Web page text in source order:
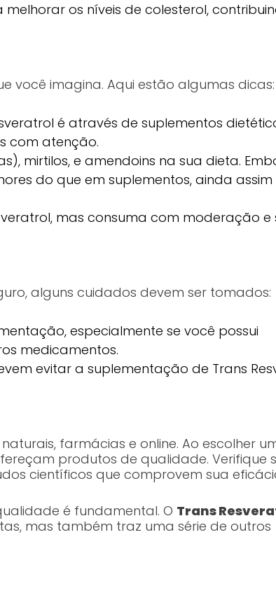
os níveis de colesterol,
você imagina. Aqui estão algumas dicas:
é através de suplementos
com atenção.
mirtilos, e amendoins na sua dieta.
do que em suplementos, ainda assim
mas consuma com moderação e
alguns cuidados devem ser tomados:
especialmente se você possui
medicamentos.
evitar a suplementação de Trans
farmácias e online. Ao escolher
produtos de qualidade. Verifique
científicos que comprovem sua
é fundamental. O Trans
mas também traz uma série de outros